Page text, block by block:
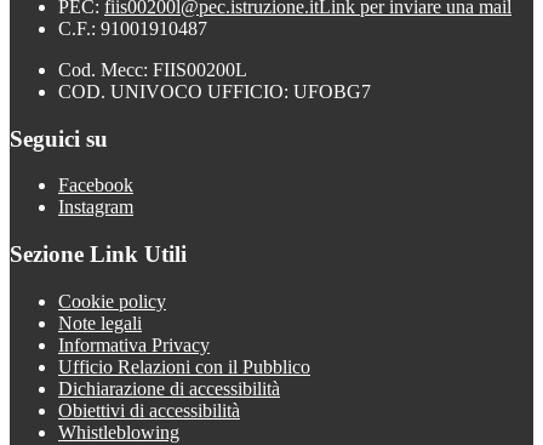
PEC: fiis00200l@pec.istruzione.itLink per inviare una mail
C.F.: 91001910487
Cod. Mecc: FIIS00200L
COD. UNIVOCO UFFICIO: UFOBG7
Seguici su
Facebook
Instagram
Sezione Link Utili
Cookie policy
Note legali
Informativa Privacy
Ufficio Relazioni con il Pubblico
Dichiarazione di accessibilità
Obiettivi di accessibilità
Whistleblowing